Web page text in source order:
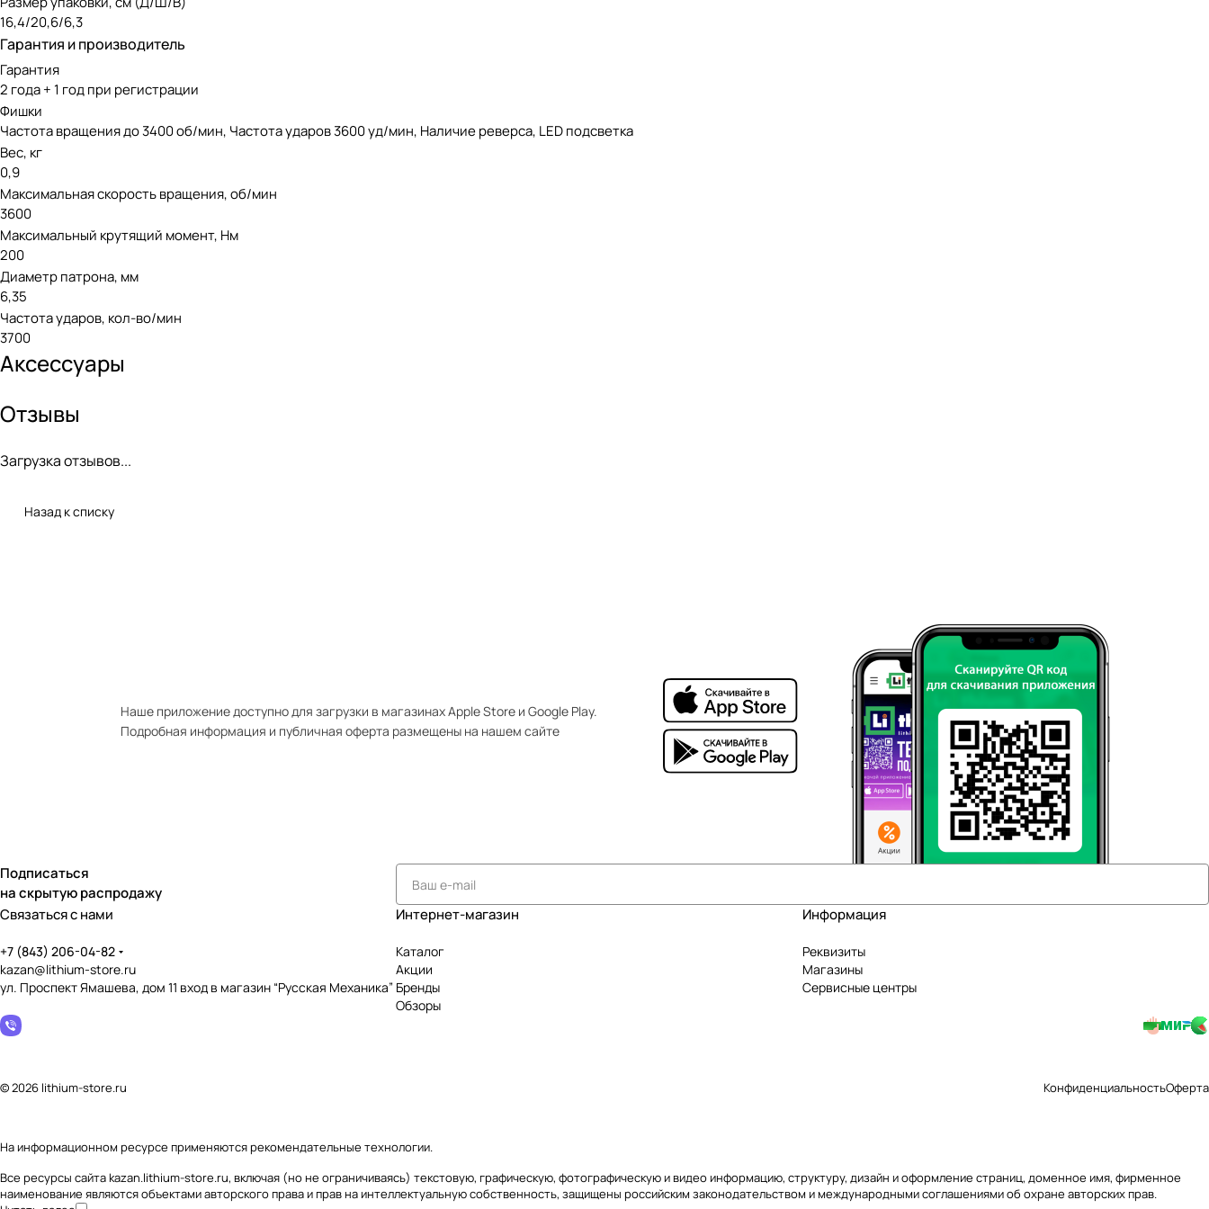
16,4/20,6/6,3
Гарантия и производитель
Гарантия
2 года + 1 год при регистрации
Фишки
Частота вращения до 3400 об/мин, Частота ударов 3600 уд/мин, Наличие реверса, LED подсветка
Вес, кг
0,9
Максимальная скорость вращения, об/мин
3600
Максимальный крутящий момент, Нм
200
Диаметр патрона, мм
6,35
Частота ударов, кол-во/мин
3700
Аксессуары
Отзывы
Загрузка отзывов...
Назад к списку
Наше приложение доступно для загрузки в магазинах Apple Store и Google Play.
Подробная информация и публичная оферта размещены на нашем сайте
Подписаться
на скрытую распродажу
Связаться с нами
+7 (843) 206-04-82
kazan@lithium-store.ru
ул. Проспект Ямашева, дом 11 вход в магазин “Русская Механика”
Интернет-магазин
Каталог
Акции
Бренды
Обзоры
Информация
Реквизиты
Магазины
Сервисные центры
© 2026 lithium-store.ru КонфиденциальностьОферта
На информационном ресурсе применяютсярекомендательные технологии.
Все ресурсы сайта kazan.lithium-store.ru, включая (но не ограничиваясь) текстовую, графическую, фотографическую и видео информацию, структуру, дизайн и оформление страниц, доменное имя, фирменное
наименование являются объектами авторского права и прав на интеллектуальную собственность, защищены российским законодательством и международными соглашениями об охране авторских прав.